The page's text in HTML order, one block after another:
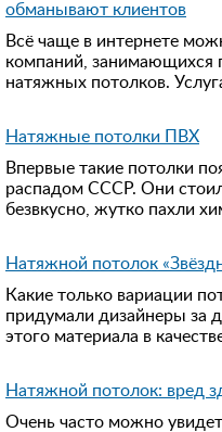
обманывают клиентов
Всё чаще в интернете
компаний, занимающихся
натяжных потолков.
Натяжные потолки ПВХ
Впервые такие потолки
распадом СССР. Они
безвкусно, жутко пахли
Натяжной потолок
Какие только вариации
придумали дизайнеры за
этого материала в
Натяжной потолок: вред
Очень часто можно